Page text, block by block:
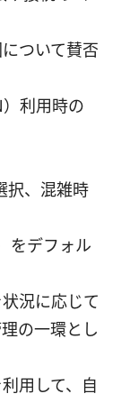
ついて賛否
利用時の
択、混雑時
をデフォル
況に応じて
の一環とし
用して、自